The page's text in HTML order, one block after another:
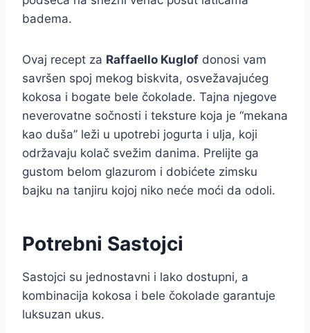
badema.
Ovaj recept za Raffaello Kuglof donosi vam
savršen spoj mekog biskvita, osvežavajućeg
kokosa i bogate bele čokolade. Tajna njegove
neverovatne sočnosti i teksture koja je “mekana
kao duša” leži u upotrebi jogurta i ulja, koji
održavaju kolač svežim danima. Prelijte ga
gustom belom glazurom i dobićete zimsku
bajku na tanjiru kojoj niko neće moći da odoli.
Potrebni Sastojci
Sastojci su jednostavni i lako dostupni, a
kombinacija kokosa i bele čokolade garantuje
luksuzan ukus.